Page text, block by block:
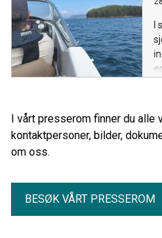
I vårt presserom finner du alle
kontaktpersoner, bilder,
om oss.
BESØK VÅRT PRESSEROM